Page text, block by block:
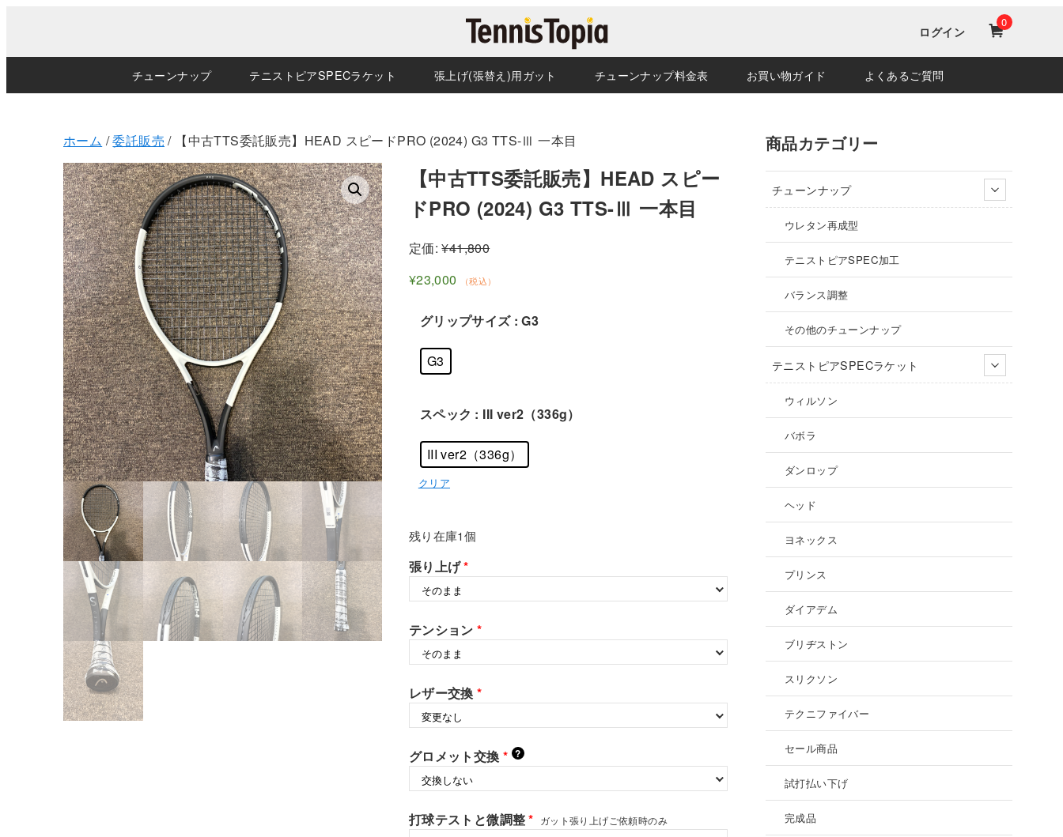
ログイン
0
チューンナップ テニストピアSPECラケット 張上げ(張替え)用ガット チューンナップ料金表 お買い物ガイド よくあるご質問
ホーム /委託販売 / 【中古TTS委託販売】HEAD スピードPRO (2024) G3 TTS-Ⅲ 一本目
【中古TTS委託販売】HEAD スピー
ドPRO (2024) G3 TTS-Ⅲ 一本目
定価:¥41,800
¥23,000 （税込）
グリップサイズ : G3
G3
スペック : III ver2（336g）
III ver2（336g）
クリア
残り在庫1個
張り上げ*
テンション *
レザー交換 *
グロメット交換 * ?
打球テストと微調整* ガット張り上げご依頼時のみ
商品カテゴリー
チューンナップ
ウレタン再成型
テニストピアSPEC加工
バランス調整
その他のチューンナップ
テニストピアSPECラケット
ウィルソン
バボラ
ダンロップ
ヘッド
ヨネックス
プリンス
ダイアデム
ブリヂストン
スリクソン
テクニファイバー
セール商品
試打払い下げ
完成品